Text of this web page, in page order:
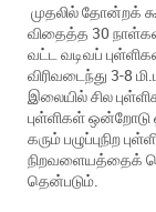
முதலில் தோன்றக்
விதைத்த 30
வட்ட வடிவப்
விரிவடைந்து 3-8
இலையில் சில
புள்ளிகள்
கரும் பழுப்புநிற
நிறவளையத்தைக்
தென்படும்.